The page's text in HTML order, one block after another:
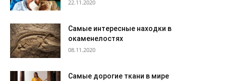
22.11.2020
Самые интересные находки в
окаменелостях
08.11.2020
Самые дорогие ткани в мире